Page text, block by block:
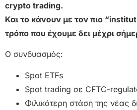
crypto trading.
Και το κάνουν με τον πιο
τρόπο που έχουμε δει μέχρι
Ο συνδυασμός:
Spot ETFs
Spot trading σε CFTC-
Φιλικότερη στάση της νέας